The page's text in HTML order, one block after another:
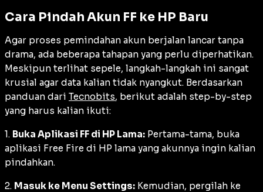
Cara Pindah Akun FF ke HP Baru
Agar proses pemindahan akun berjalan lancar tanpa
drama, ada beberapa tahapan yang perlu diperhatikan.
Meskipun terlihat sepele, langkah-langkah ini sangat
krusial agar data kalian tidak nyangkut. Berdasarkan
panduan dari Tecnobits, berikut adalah step-by-step
yang harus kalian ikuti:
1. Buka Aplikasi FF di HP Lama: Pertama-tama, buka
aplikasi Free Fire di HP lama yang akunnya ingin kalian
pindahkan.
2. Masuk ke Menu Settings: Kemudian, pergilah ke